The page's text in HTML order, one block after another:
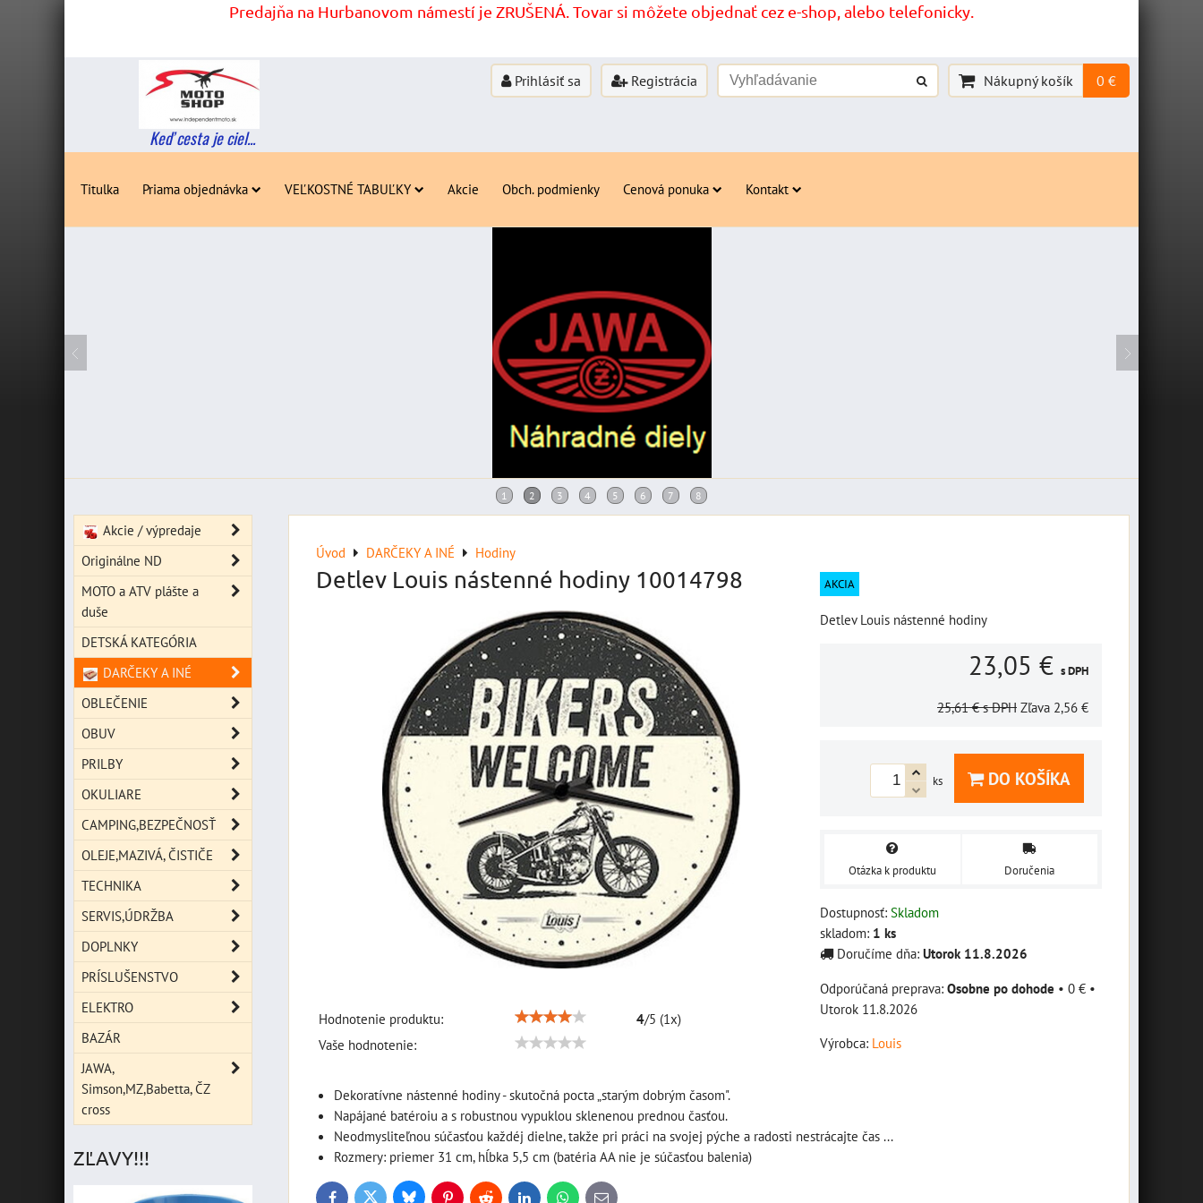
Predajňa na Hurbanovom námestí je ZRUŠENÁ. Tovar si môžete objednať cez e-shop, alebo telefonicky.
Keď cesta je ciel...
Prihlásiť sa Registrácia Nákupný košík 0 €
Titulka Priama objednávka VEĽKOSTNÉ TABUĽKY Akcie Obch. podmienky Cenová ponuka Kontakt
Úvod DARČEKY A INÉ Hodiny
Detlev Louis nástenné hodiny 10014798
Hodnotenie produktu: 4/5 (1x)
Vaše hodnotenie:
AKCIA
Detlev Louis nástenné hodiny
23,05 € s DPH
25,61 € s DPH Zľava 2,56 €
ks DO KOŠÍKA
Otázka k produktu Doručenia
Dostupnosť: Skladom
skladom: 1 ks
Doručíme dňa: Utorok 11.8.2026
Osobne po dohode • 0 € •
Utorok 11.8.2026
Výrobca: Louis
Dekoratívne nástenné hodiny - skutočná pocta „starým dobrým časom".
Napájané batéroiu a s robustnou vypuklou sklenenou prednou časťou.
Neodmysliteľnou súčasťou každéj dielne, takže pri práci na svojej pýche a radosti nestrácajte čas ...
Rozmery: priemer 31 cm, hĺbka 5,5 cm (batéria AA nie je súčasťou balenia)
Akcie / výpredaje
Originálne ND
MOTO a ATV plášte a
duše
DETSKÁ KATEGÓRIA
DARČEKY A INÉ
OBLEČENIE
OBUV
PRILBY
OKULIARE
CAMPING,BEZPEČNOSŤ
OLEJE,MAZIVÁ, ČISTIČE
TECHNIKA
SERVIS,ÚDRŽBA
DOPLNKY
PRÍSLUŠENSTVO
ELEKTRO
BAZÁR
JAWA,
Simson,MZ,Babetta, ČZ
cross
ZĽAVY!!!